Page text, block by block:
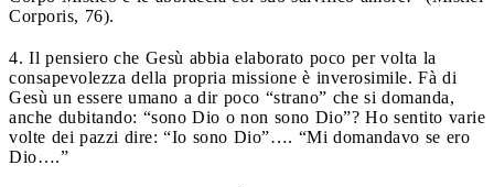
Corporis, 76).
4. Il pensiero che Gesù abbia elaborato poco per volta la
consapevolezza della propria missione è inverosimile. Fà di
Gesù un essere umano a dir poco “strano” che si domanda,
anche dubitando: “sono Dio o non sono Dio”? Ho sentito varie
volte dei pazzi dire: “Io sono Dio”…. “Mi domandavo se ero
Dio….”